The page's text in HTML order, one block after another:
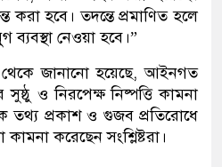
করা হবে। তদন্তে প্রমাণিত হলে
নেওয়া হবে।”
থেকে জানানো হয়েছে, আইনগত
সুষ্ঠু ও নিরপেক্ষ নিষ্পত্তি কামনা
তথ্য প্রকাশ ও গুজব প্রতিরোধে
করেছেন সংশ্লিষ্টরা।